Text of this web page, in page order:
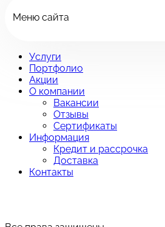
Меню сайта
Услуги
Портфолио
Акции
О компании
Вакансии
Отзывы
Сертификаты
Информация
Кредит и рассрочка
Доставка
Контакты